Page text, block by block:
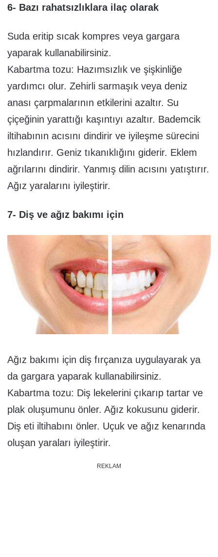
6- Bazı rahatsızlıklara ilaç olarak
Suda eritip sıcak kompres veya gargara
yaparak kullanabilirsiniz.
Kabartma tozu: Hazımsızlık ve şişkinliğe
yardımcı olur. Zehirli sarmaşık veya deniz
anası çarpmalarının etkilerini azaltır. Su
çiçeğinin yarattığı kaşıntıyı azaltır. Bademcik
iltihabının acısını dindirir ve iyileşme sürecini
hızlandırır. Geniz tıkanıklığını giderir. Eklem
ağrılarını dindirir. Yanmış dilin acısını yatıştırır.
Ağız yaralarını iyileştirir.
7- Diş ve ağız bakımı için
Ağız bakımı için diş fırçanıza uygulayarak ya
da gargara yaparak kullanabilirsiniz.
Kabartma tozu: Diş lekelerini çıkarıp tartar ve
plak oluşumunu önler. Ağız kokusunu giderir.
Diş eti iltihabını önler. Uçuk ve ağız kenarında
oluşan yaraları iyileştirir.
REKLAM